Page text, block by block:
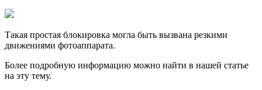
Такая простая блокировка могла быть вызвана резкими
движениями фотоаппарата.
Более подробную информацию можно найти в нашей статье
на эту тему.